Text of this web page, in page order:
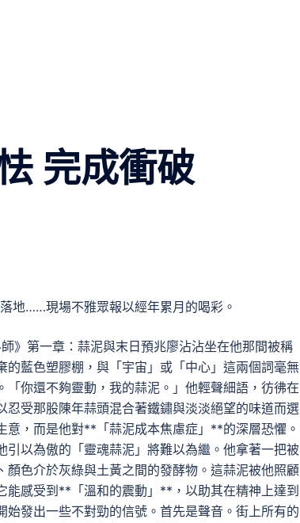
完成衝破
地……現場不雅眾報以經年累月的喝彩。
》第一章：蒜泥與末日預兆廖沾沾坐在他那間被稱
藍色塑膠棚，與「宇宙」或「中心」這兩個詞毫無
你還不夠靈動，我的蒜泥。」他輕聲細語，彷彿在
受那股陳年蒜頭混合著鐵鏽與淡淡絕望的味道而選
，而是他對**「蒜泥成本焦慮症」**的深層恐懼。
以為傲的「靈魂蒜泥」將難以為繼。他拿著一把被
色介於灰綠與土黃之間的發酵物。這蒜泥被他照顧
感受到**「溫和的震動」**，以助其在精神上達到
發出一些不對勁的信號。首先是聲音。街上所有的